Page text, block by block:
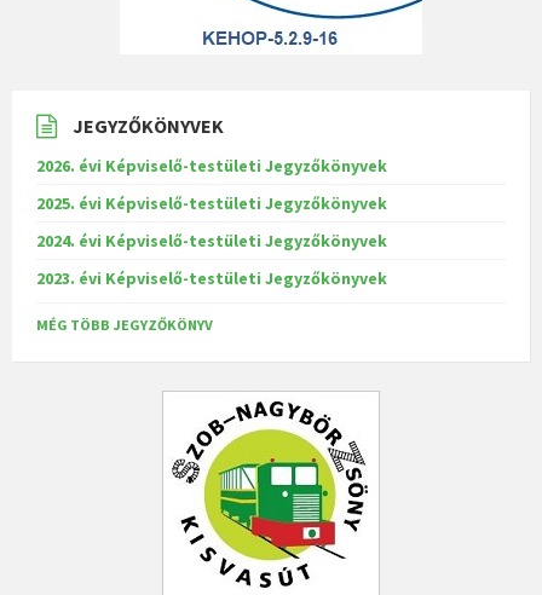
JEGYZŐKÖNYVEK
2026. évi Képviselő-testületi Jegyzőkönyvek
2025. évi Képviselő-testületi Jegyzőkönyvek
2024. évi Képviselő-testületi Jegyzőkönyvek
2023. évi Képviselő-testületi Jegyzőkönyvek
MÉG TÖBB JEGYZŐKÖNYV